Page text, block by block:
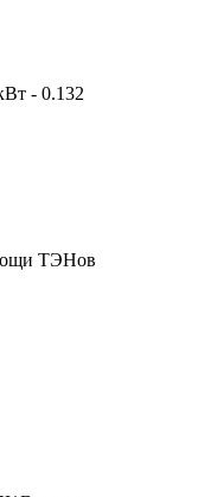
- 0.132
ТЭНов